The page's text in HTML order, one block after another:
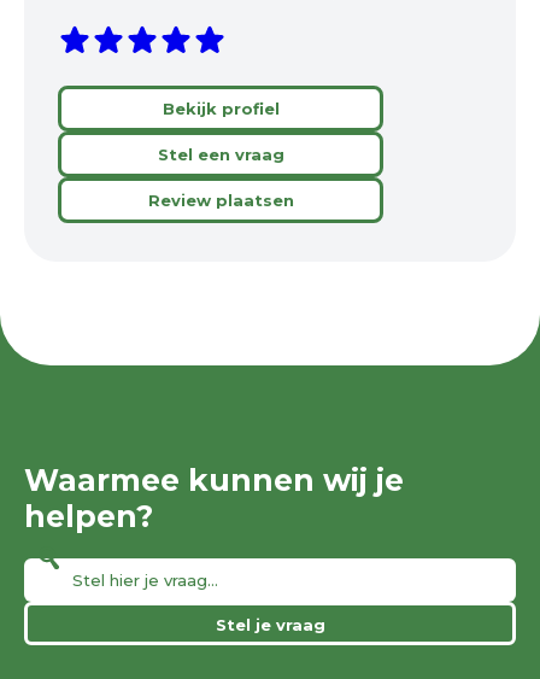
Bekijk profiel
Stel een vraag
Review plaatsen
Waarmee kunnen wij je
helpen?
Stel je vraag